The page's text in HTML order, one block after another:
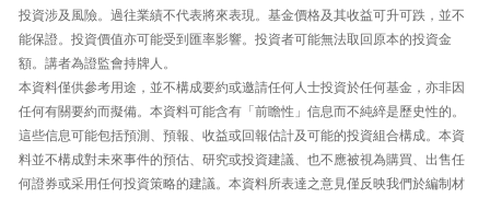
投資涉及風險。過往業績不代表將來表現。基金價格及其收益可升可跌，並不
能保證。投資價值亦可能受到匯率影響。投資者可能無法取回原本的投資金
額。講者為證監會持牌人。
本資料僅供參考用途，並不構成要約或邀請任何人士投資於任何基金，亦非因
任何有關要約而擬備。本資料可能含有「前瞻性」信息而不純綷是歷史性的。
這些信息可能包括預測、預報、收益或回報估計及可能的投資組合構成。本資
料並不構成對未來事件的預估、研究或投資建議、也不應被視為購買、出售任
何證券或采用任何投資策略的建議。本資料所表達之意見僅反映我們於編制材